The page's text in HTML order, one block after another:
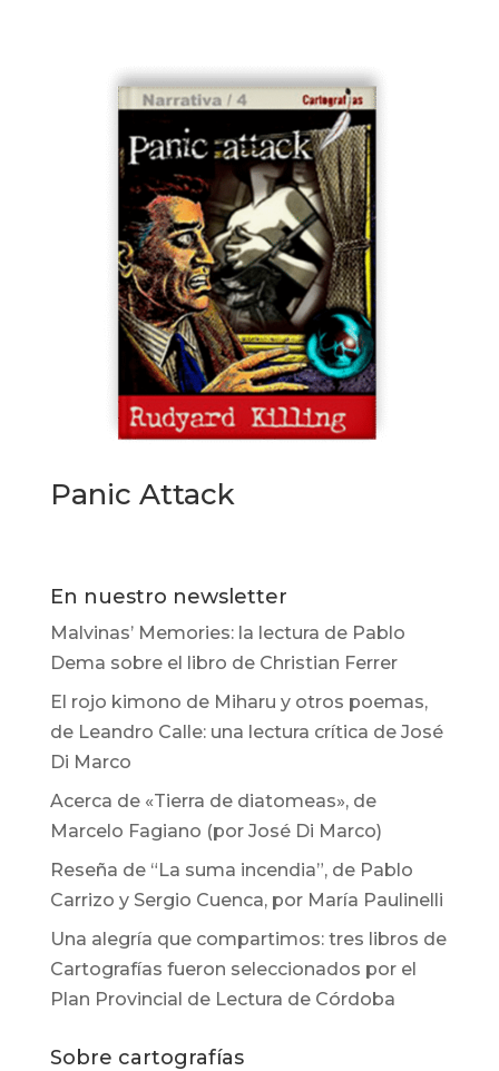
Panic Attack
En nuestro newsletter
Malvinas’ Memories: la lectura de Pablo
Dema sobre el libro de Christian Ferrer
El rojo kimono de Miharu y otros poemas,
de Leandro Calle: una lectura crítica de José
Di Marco
Acerca de «Tierra de diatomeas», de
Marcelo Fagiano (por José Di Marco)
Reseña de “La suma incendia”, de Pablo
Carrizo y Sergio Cuenca, por María Paulinelli
Una alegría que compartimos: tres libros de
Cartografías fueron seleccionados por el
Plan Provincial de Lectura de Córdoba
Sobre cartografías